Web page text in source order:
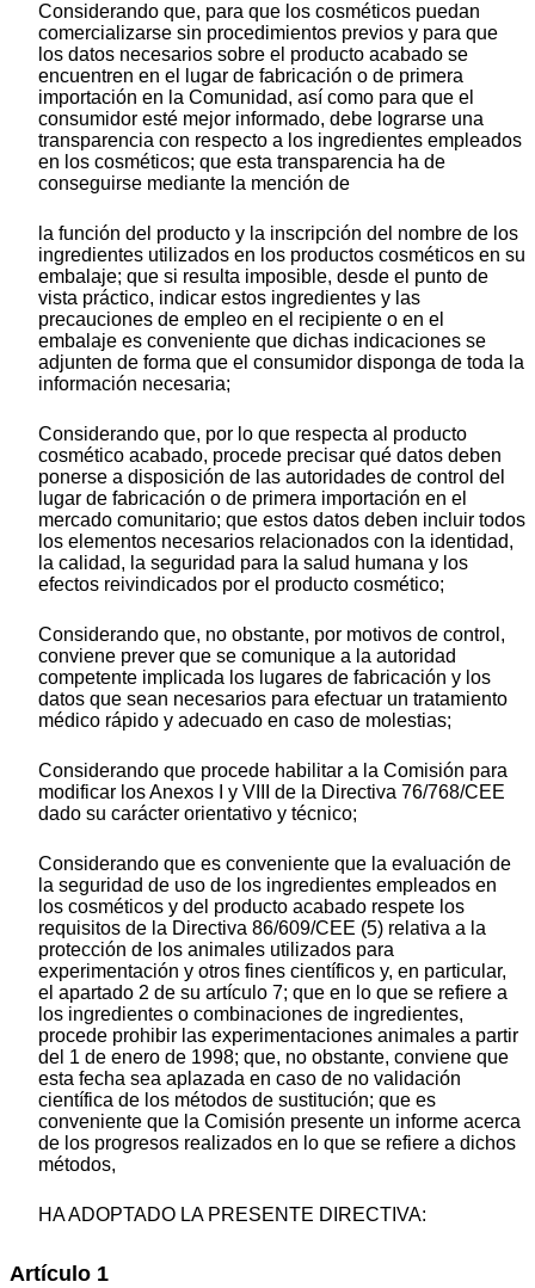
Considerando que, para que los cosméticos puedan
comercializarse sin procedimientos previos y para que
los datos necesarios sobre el producto acabado se
encuentren en el lugar de fabricación o de primera
importación en la Comunidad, así como para que el
consumidor esté mejor informado, debe lograrse una
transparencia con respecto a los ingredientes empleados
en los cosméticos; que esta transparencia ha de
conseguirse mediante la mención de
la función del producto y la inscripción del nombre de los
ingredientes utilizados en los productos cosméticos en su
embalaje; que si resulta imposible, desde el punto de
vista práctico, indicar estos ingredientes y las
precauciones de empleo en el recipiente o en el
embalaje es conveniente que dichas indicaciones se
adjunten de forma que el consumidor disponga de toda la
información necesaria;
Considerando que, por lo que respecta al producto
cosmético acabado, procede precisar qué datos deben
ponerse a disposición de las autoridades de control del
lugar de fabricación o de primera importación en el
mercado comunitario; que estos datos deben incluir todos
los elementos necesarios relacionados con la identidad,
la calidad, la seguridad para la salud humana y los
efectos reivindicados por el producto cosmético;
Considerando que, no obstante, por motivos de control,
conviene prever que se comunique a la autoridad
competente implicada los lugares de fabricación y los
datos que sean necesarios para efectuar un tratamiento
médico rápido y adecuado en caso de molestias;
Considerando que procede habilitar a la Comisión para
modificar los Anexos I y VIII de la Directiva 76/768/CEE
dado su carácter orientativo y técnico;
Considerando que es conveniente que la evaluación de
la seguridad de uso de los ingredientes empleados en
los cosméticos y del producto acabado respete los
requisitos de la Directiva 86/609/CEE (5) relativa a la
protección de los animales utilizados para
experimentación y otros fines científicos y, en particular,
el apartado 2 de su artículo 7; que en lo que se refiere a
los ingredientes o combinaciones de ingredientes,
procede prohibir las experimentaciones animales a partir
del 1 de enero de 1998; que, no obstante, conviene que
esta fecha sea aplazada en caso de no validación
científica de los métodos de sustitución; que es
conveniente que la Comisión presente un informe acerca
de los progresos realizados en lo que se refiere a dichos
métodos,
HA ADOPTADO LA PRESENTE DIRECTIVA:
Artículo 1